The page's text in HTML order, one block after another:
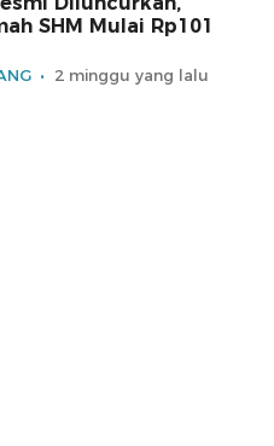
SHM Mulai Rp101
2 minggu yang lalu